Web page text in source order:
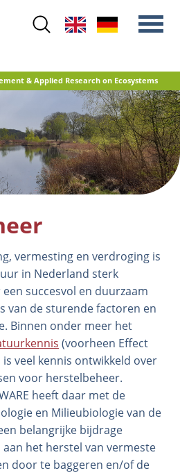
& Applied Research on Ecosystems
GRIP
vermesting en verdroging is
in Nederland sterk
succesvol en duurzaam
van de sturende factoren en
Binnen onder meer het
(voorheen Effect
veel kennis ontwikkeld over
voor herstelbeheer.
heeft daar met de
en Milieubiologie van de
belangrijke bijdrage
het herstel van vermeste
door te baggeren en/of de